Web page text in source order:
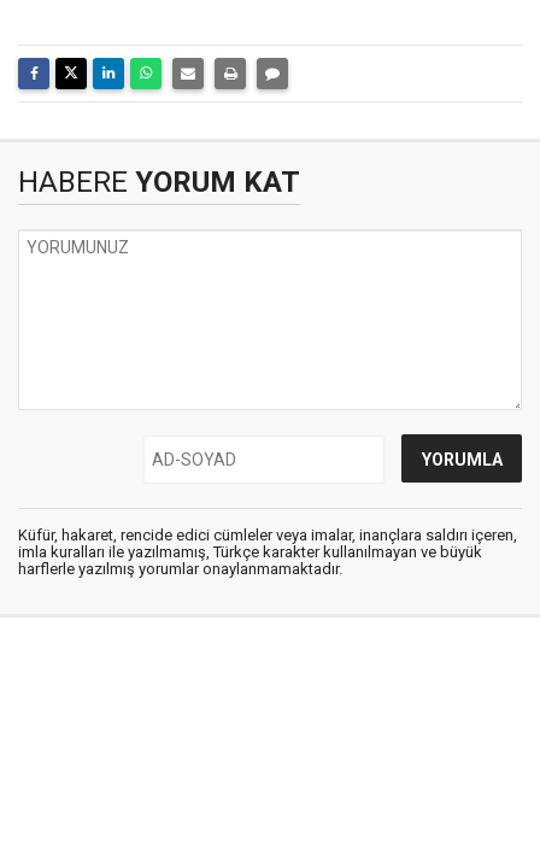
HABERE YORUM KAT
Küfür, hakaret, rencide edici cümleler veya imalar, inançlara saldırı içeren,
imla kuralları ile yazılmamış, Türkçe karakter kullanılmayan ve büyük
harflerle yazılmış yorumlar onaylanmamaktadır.